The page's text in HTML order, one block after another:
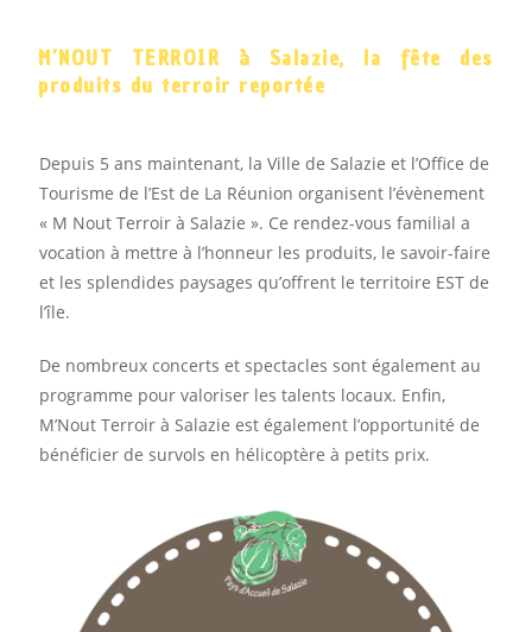
M’NOUT TERROIR à Salazie, la fête des
produits du terroir reportée
Depuis 5 ans maintenant, la Ville de Salazie et l’Office de
Tourisme de l’Est de La Réunion organisent l’évènement
« M Nout Terroir à Salazie ». Ce rendez-vous familial a
vocation à mettre à l’honneur les produits, le savoir-faire
et les splendides paysages qu’offrent le territoire EST de
l’île.
De nombreux concerts et spectacles sont également au
programme pour valoriser les talents locaux. Enfin,
M’Nout Terroir à Salazie est également l’opportunité de
bénéficier de survols en hélicoptère à petits prix.